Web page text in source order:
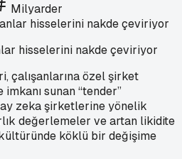
Milyarder
hisselerini nakde çeviriyor
çalışanlarına özel şirket
sunan “tender”
zeka şirketlerine yönelik
değerlemeler ve artan likidite
köklü bir değişime